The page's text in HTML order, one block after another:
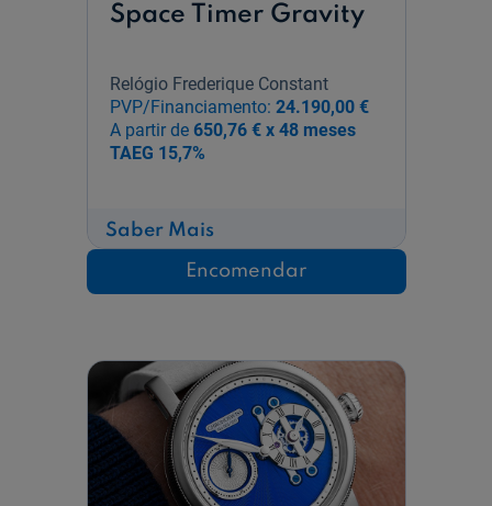
Space Timer Gravity
Relógio Frederique Constant
PVP/Financiamento: 24.190,00 €
A partir de 650,76 € x 48 meses
TAEG 15,7%
Saber Maissobre
Space
Timer
Gravity
Encomendar